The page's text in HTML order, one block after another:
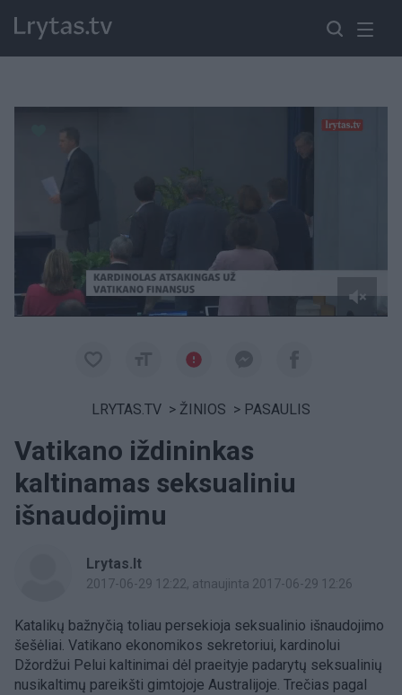
Paremkite Ukrainą
LRYTAS.TV > ŽINIOS > PASAULIS
Vatikano iždininkas
kaltinamas seksualiniu
išnaudojimu
Lrytas.lt
2017-06-29 12:22, atnaujinta 2017-06-29 12:26
Katalikų bažnyčią toliau persekioja seksualinio išnaudojimo
šešėliai. Vatikano ekonomikos sekretoriui, kardinolui
Džordžui Pelui kaltinimai dėl praeityje padarytų seksualinių
nusikaltimų pareikšti gimtojoje Australijoje. Trečias pagal